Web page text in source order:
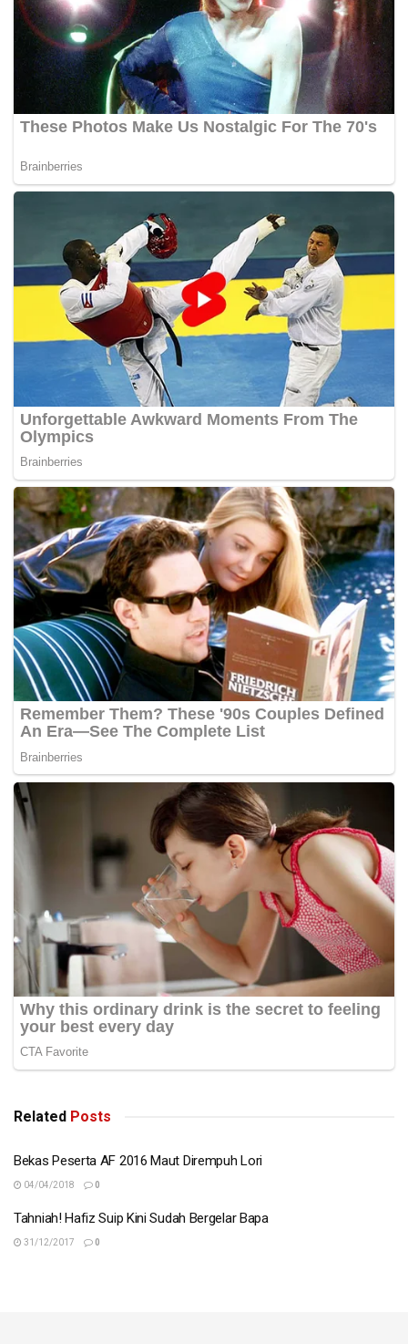
Related Posts
Bekas Peserta AF 2016 Maut Dirempuh Lori
04/04/2018 0
Tahniah! Hafiz Suip Kini Sudah Bergelar Bapa
31/12/2017 0